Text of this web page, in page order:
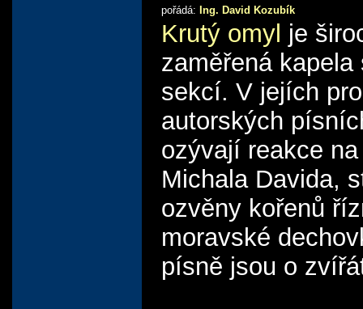
pořádá: Ing. David Kozubík
Krutý omyl je
zaměřená kapela
sekcí. V jejích
autorských
ozývají reakce
Michala Davida,
ozvěny kořenů
moravské
písně jsou o